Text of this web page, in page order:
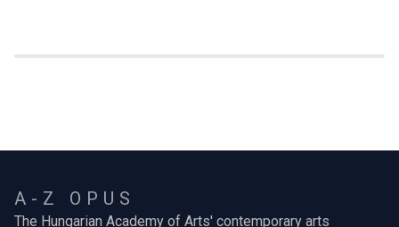
A-Z OPUS
The Hungarian Academy of Arts' contemporary arts